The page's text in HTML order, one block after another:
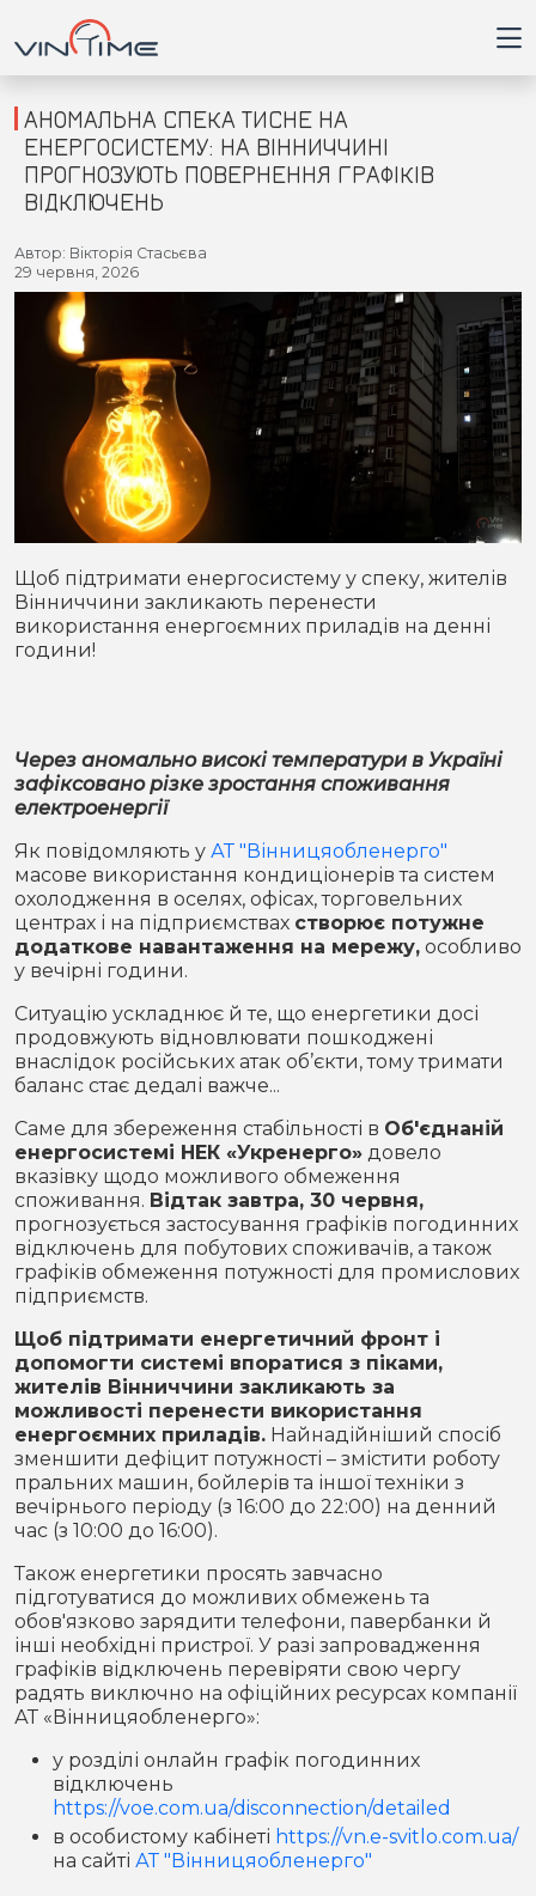
Головна
Війна
Новини
Кримінал
Здоров'я
Приватна думка
В кулуарах
Місто
Життя
Партнери
Спорт
Історія
Футбол
Контакти
Підписатись на нас у Telegram
АНОМАЛЬНА СПЕКА ТИСНЕ НА
ЕНЕРГОСИСТЕМУ: НА ВІННИЧЧИНІ
ПРОГНОЗУЮТЬ ПОВЕРНЕННЯ ГРАФІКІВ
ВІДКЛЮЧЕНЬ
Автор: Вікторія Стасьєва
29 червня, 2026
Щоб підтримати енергосистему у спеку, жителів
Вінниччини закликають перенести
використання енергоємних приладів на денні
години!
Через аномально високі температури в Україні
зафіксовано різке зростання споживання
електроенергії
Як повідомляють у АТ "Вінницяобленерго"
масове використання кондиціонерів та систем
охолодження в оселях, офісах, торговельних
центрах і на підприємствах створює потужне
додаткове навантаження на мережу, особливо
у вечірні години.
Ситуацію ускладнює й те, що енергетики досі
продовжують відновлювати пошкоджені
внаслідок російських атак об’єкти, тому тримати
баланс стає дедалі важче...
Саме для збереження стабільності в Об'єднаній
енергосистемі НЕК «Укренерго» довело
вказівку щодо можливого обмеження
споживання. Відтак завтра, 30 червня,
прогнозується застосування графіків погодинних
відключень для побутових споживачів, а також
графіків обмеження потужності для промислових
підприємств.
Щоб підтримати енергетичний фронт і
допомогти системі впоратися з піками,
жителів Вінниччини закликають за
можливості перенести використання
енергоємних приладів. Найнадійніший спосіб
зменшити дефіцит потужності – змістити роботу
пральних машин, бойлерів та іншої техніки з
вечірнього періоду (з 16:00 до 22:00) на денний
час (з 10:00 до 16:00).
Також енергетики просять завчасно
підготуватися до можливих обмежень та
обов'язково зарядити телефони, павербанки й
інші необхідні пристрої. У разі запровадження
графіків відключень перевіряти свою чергу
радять виключно на офіційних ресурсах компанії
АТ «Вінницяобленерго»:
у розділі онлайн графік погодинних
відключень
https://voe.com.ua/disconnection/detailed
в особистому кабінеті https://vn.e-svitlo.com.ua/
на сайті АТ "Вінницяобленерго"